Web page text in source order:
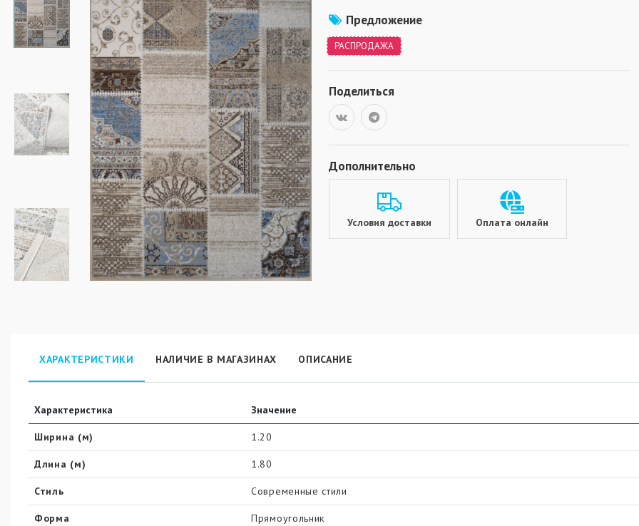
Предложение
РАСПРОДАЖА
Поделиться
Дополнительно
Условия доставки Оплата онлайн
ХАРАКТЕРИСТИКИ НАЛИЧИЕ В МАГАЗИНАХ ОПИСАНИЕ
Характеристика Значение
Ширина (м) 1.20
Длина (м) 1.80
Стиль Современные стили
Форма Прямоугольник